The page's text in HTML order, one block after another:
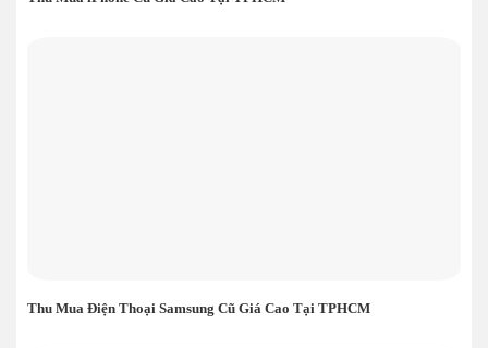
Thu Mua Điện Thoại Samsung Cũ Giá Cao Tại TPHCM